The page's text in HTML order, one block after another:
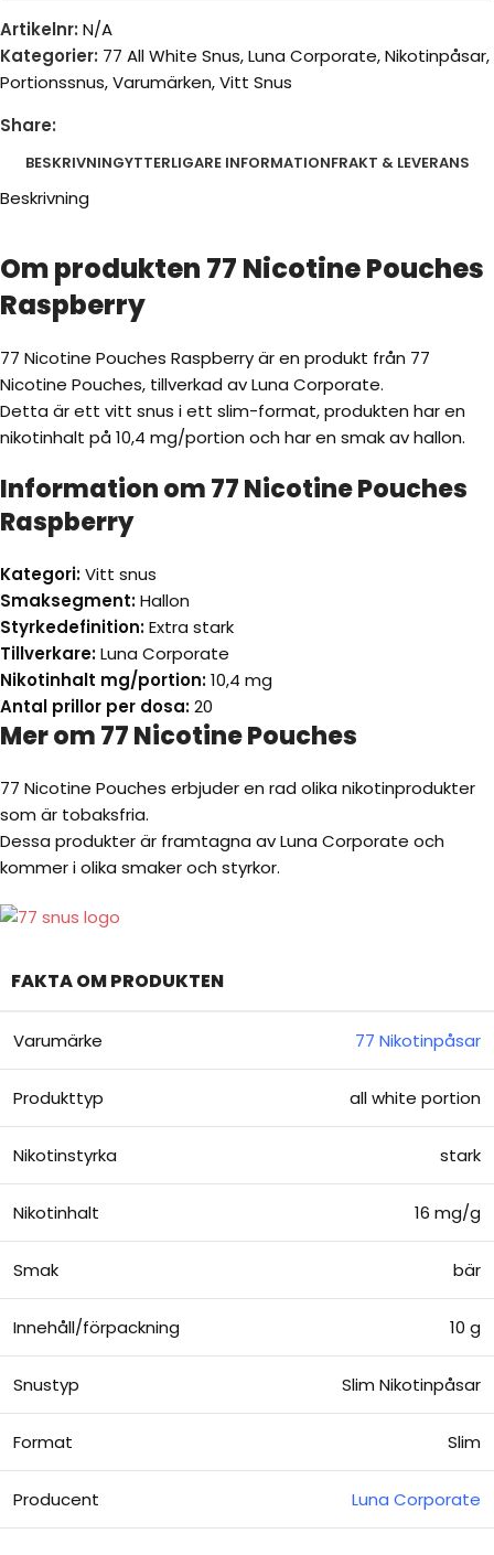
Artikelnr: N/A
Kategorier: 77 All White Snus,Luna Corporate,Nikotinpåsar,
Portionssnus,Varumärken,Vitt Snus
Share:
BESKRIVNINGYTTERLIGARE INFORMATIONFRAKT & LEVERANS
Beskrivning
Om produkten 77 Nicotine Pouches
Raspberry
77 Nicotine Pouches Raspberry är en produkt från 77
Nicotine Pouches, tillverkad av Luna Corporate.
Detta är ett vitt snus i ett slim-format, produkten har en
nikotinhalt på 10,4 mg/portion och har en smak av hallon.
Information om 77 Nicotine Pouches
Raspberry
Kategori:Vitt snus
Smaksegment:Hallon
Styrkedefinition:Extra stark
Tillverkare:Luna Corporate
Nikotinhalt mg/portion:10,4 mg
Antal prillor per dosa:20
Mer om 77 Nicotine Pouches
77 Nicotine Pouches erbjuder en rad olika nikotinprodukter
som är tobaksfria.
Dessa produkter är framtagna av Luna Corporate och
kommer i olika smaker och styrkor.
FAKTA OM PRODUKTEN
Varumärke 77 Nikotinpåsar
Produkttyp all white portion
Nikotinstyrka stark
Nikotinhalt 16 mg/g
Smak bär
Innehåll/förpackning 10 g
Snustyp Slim Nikotinpåsar
Format Slim
Producent Luna Corporate